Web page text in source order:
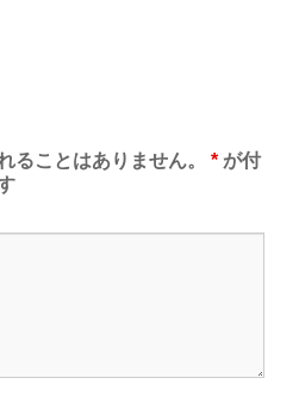
ることはありません。 * が付